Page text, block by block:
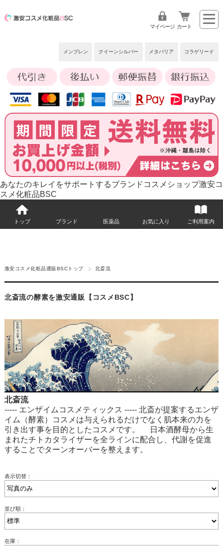
メンブレン クイーンシルバー メタバリア コラゲリード
マイページ カート
あなたのキレイをサポートするブランドコスメショップ激安コ
スメ化粧品BSC
トップ ブランド 医薬品 お気に入り ご利用案内
激安コスメ化粧品通販BSCトップ 北斎流
北斎流の酵素を激安通販【コスメBSC】
北斎流
----- エンザイムコスメティックス ----- 北斎が提案するエンザ
イム（酵素）コスメは与えられるだけでなく肌本来の力を
引き出す事を目的としたコスメです。 日本酒酵母から生
まれたチトカタライザーを全ラインに配合し、代謝を促進
することでターンオーバーを整えます。
表示切替：
並び順：
在庫：